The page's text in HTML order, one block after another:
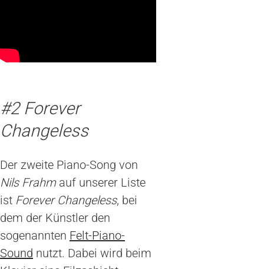
#2 Forever
Changeless
Der zweite Piano-Song von
Nils Frahmauf unserer Liste
ist Forever Changeless, bei
dem der Künstler den
sogenannten Felt-Piano-
Sound nutzt. Dabei wird beim